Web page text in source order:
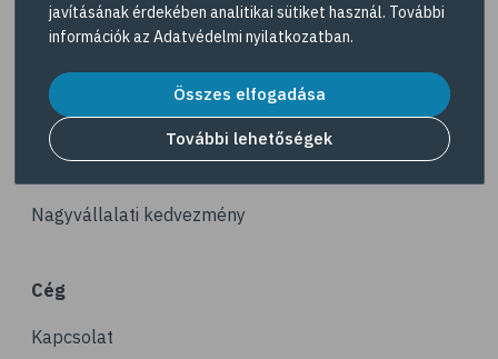
# hátfájás
# fertőző betegségek
# immunrendszer
# szemszárazság
# stresszcsökkentés
# agy
Navigáció
Dermokozmetikumok
Gyöngy Patika Magazin
Nagyvállalati kedvezmény
Cég
Kapcsolat
javításának érdekében analitikai sütiket használ. További
információk az Adatvédelmi nyilatkozatban.
Összes elfogadása
További lehetőségek